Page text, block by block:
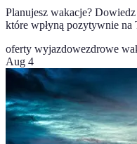
Planujesz wakacje?
które wpłyną pozytywnie
oferty wyjazdowezdrowe
Aug 4